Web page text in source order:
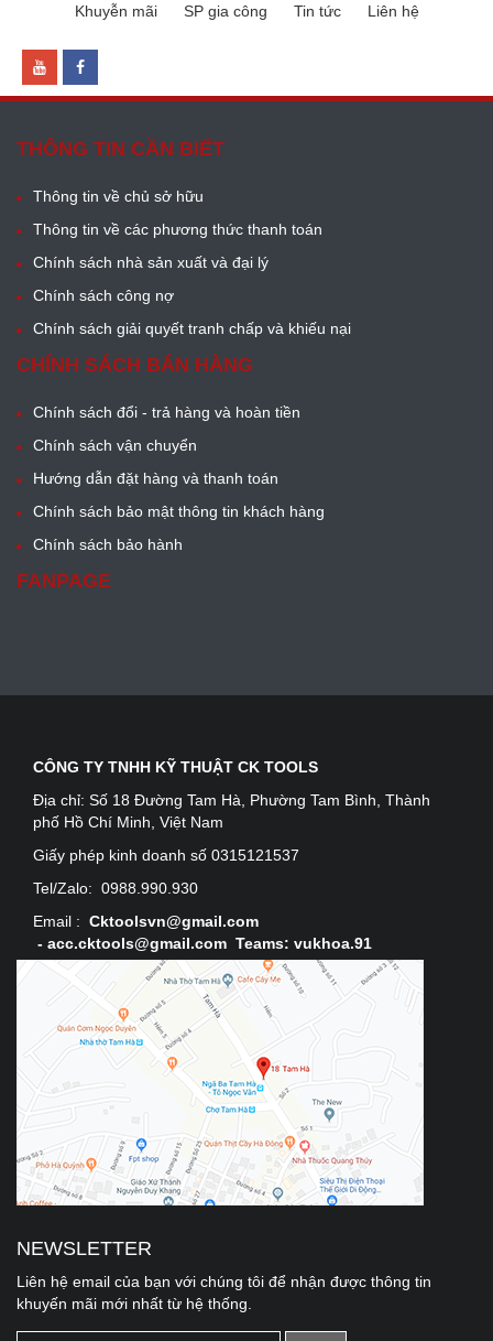
Khuyễn mãi
SP gia công Tin tức Liên hệ
THÔNG TIN CẦN BIẾT
Thông tin về chủ sở hữu
Thông tin về các phương thức thanh toán
Chính sách nhà sản xuất và đại lý
Chính sách công nợ
Chính sách giải quyết tranh chấp và khiếu nại
CHÍNH SÁCH BÁN HÀNG
Chính sách đổi - trả hàng và hoàn tiền
Chính sách vận chuyển
Hướng dẫn đặt hàng và thanh toán
Chính sách bảo mật thông tin khách hàng
Chính sách bảo hành
FANPAGE
CÔNG TY TNHH KỸ THUẬT CK TOOLS
Địa chỉ: Số 18 Đường Tam Hà, Phường Tam Bình, Thành
phố Hồ Chí Minh, Việt Nam
Giấy phép kinh doanh số 0315121537
Tel/Zalo: 0988.990.930
Email : Cktoolsvn@gmail.com
- acc.cktools@gmail.com Teams: vukhoa.91
NEWSLETTER
Liên hệ email của bạn với chúng tôi để nhận được thông tin
khuyến mãi mới nhất từ hệ thống.